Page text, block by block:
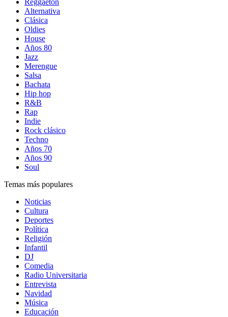
Reggaetón
Alternativa
Clásica
Oldies
House
Años 80
Jazz
Merengue
Salsa
Bachata
Hip hop
R&B
Rap
Indie
Rock clásico
Techno
Años 70
Años 90
Soul
Temas más populares
Noticias
Cultura
Deportes
Política
Religión
Infantil
DJ
Comedia
Radio Universitaria
Entrevista
Navidad
Música
Educación